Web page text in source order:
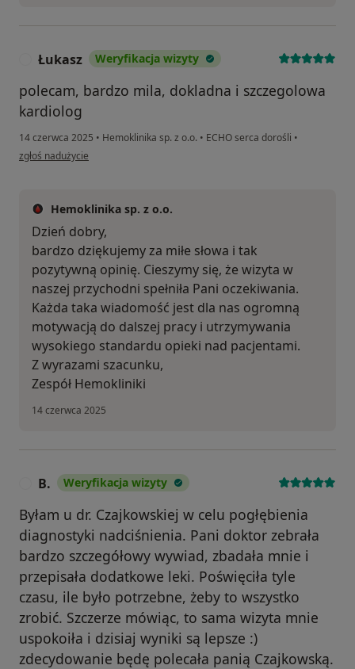
Łukasz Weryfikacja wizyty
polecam, bardzo mila, dokladna i szczegolowa
kardiolog
14 czerwca 2025 • Hemoklinika sp. z o.o. • ECHO serca dorośli •
w opinii użytkownika Łukasz
zgłoś nadużycie
Hemoklinika sp. z o.o.
Dzień dobry,
bardzo dziękujemy za miłe słowa i tak
pozytywną opinię. Cieszymy się, że wizyta w
naszej przychodni spełniła Pani oczekiwania.
Każda taka wiadomość jest dla nas ogromną
motywacją do dalszej pracy i utrzymywania
wysokiego standardu opieki nad pacjentami.
Z wyrazami szacunku,
Zespół Hemokliniki
14 czerwca 2025
B. Weryfikacja wizyty
Byłam u dr. Czajkowskiej w celu pogłębienia
diagnostyki nadciśnienia. Pani doktor zebrała
bardzo szczegółowy wywiad, zbadała mnie i
przepisała dodatkowe leki. Poświęciła tyle
czasu, ile było potrzebne, żeby to wszystko
zrobić. Szczerze mówiąc, to sama wizyta mnie
uspokoiła i dzisiaj wyniki są lepsze :)
zdecydowanie będę polecała panią Czajkowską.